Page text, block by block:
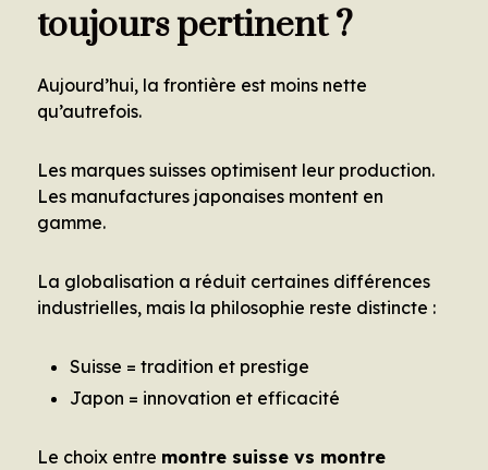
toujours pertinent ?
Aujourd’hui, la frontière est moins nette
qu’autrefois.
Les marques suisses optimisent leur production.
Les manufactures japonaises montent en
gamme.
La globalisation a réduit certaines différences
industrielles, mais la philosophie reste distincte :
Suisse = tradition et prestige
Japon = innovation et efficacité
Le choix entre montre suisse vs montre